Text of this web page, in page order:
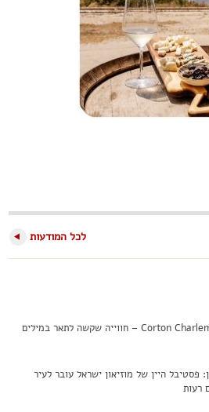
לכל המודעות
פסטיבל היין של מוזיאון ישראל עובר לעיר
רעות